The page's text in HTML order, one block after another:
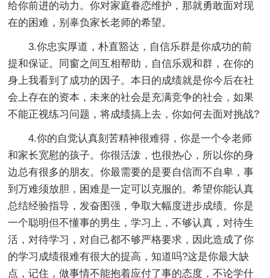
给你前进的动力。你对家庭眷恋维护，那就勇敢面对现
在的困难，别辜负家长老师的希望。
3.你忠实厚道，朴直豁达，自信乐群是你成功的前
提和保证。同窗之间互相帮助，自信乐观和群，在你的
身上我看到了成功的因子。本日的成绩就是你今后在社
会上存在的资本，未来的社会是充满竞争的社会，如果
不能正视练习问题，将成绩搞上去，你如何去面对挑战?
4.你的自觉认真刻苦精神很难得，你是一个令老师
和家长宽慰的孩子。你很活泼，也很热心，所以你的身
边总有很多的朋友。你最需要的是要自信而不自卑，事
到万难须放胆，困难是一定可以克服的。希望你能认真
总结经验指导，发奋图强，争取大幅度进步成绩。你是
一个聪明但不懂事的男生，学习上，不够认真，对待生
活，对待学习，对自己都不够严格要求，因此造成了你
的学习成绩很难有很大的提高，知道吗?这是你最大缺
点，记住，做事情不能抱着应付了事的态度，不论学什